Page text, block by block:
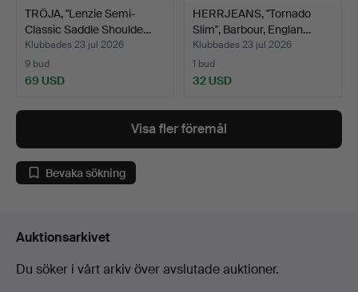
TRÖJA, "Lenzie Semi-
Classic Saddle Shoulde…
Klubbades 23 jul 2026
9 bud
69 USD
HERRJEANS, "Tornado
Slim", Barbour, Englan…
Klubbades 23 jul 2026
1 bud
32 USD
Visa fler föremål
Bevaka sökning
Auktionsarkivet
Du söker i vårt arkiv över avslutade auktioner.